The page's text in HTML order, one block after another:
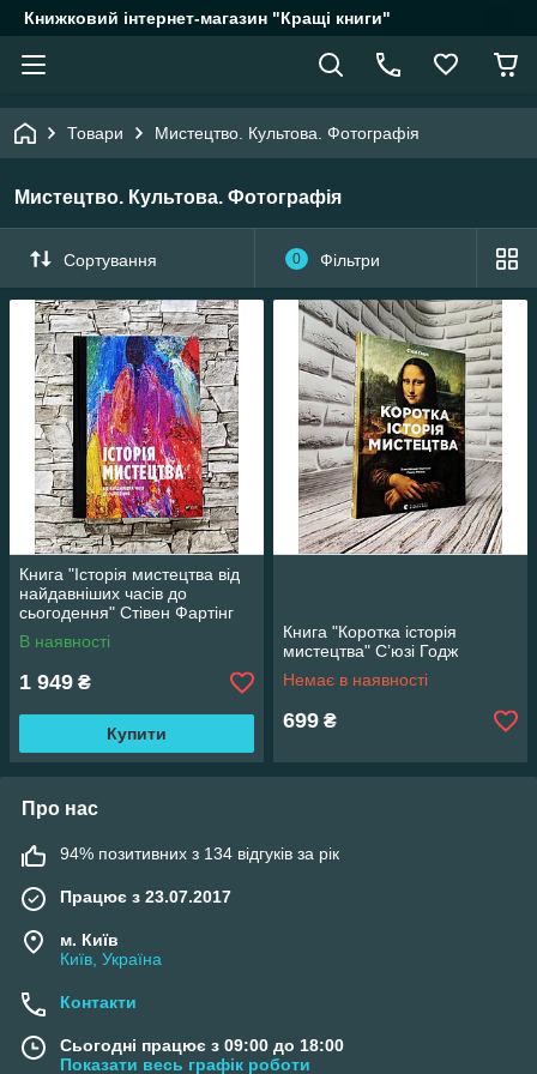
Книжковий інтернет-магазин "Кращі книги"
Товари Мистецтво. Культова. Фотографія
Мистецтво. Культова. Фотографія
Сортування 0 Фільтри
Книга "Історія мистецтва від
найдавніших часів до
сьогодення" Стівен Фартінг
В наявності
1 949 ₴
Купити
Книга "Коротка історія
мистецтва" С’юзі Годж
Немає в наявності
699 ₴
Про нас
94% позитивних з 134 відгуків за рік
Працює з 23.07.2017
м. Київ
Київ, Україна
Контакти
Сьогодні працює з 09:00 до 18:00
Показати весь графік роботи